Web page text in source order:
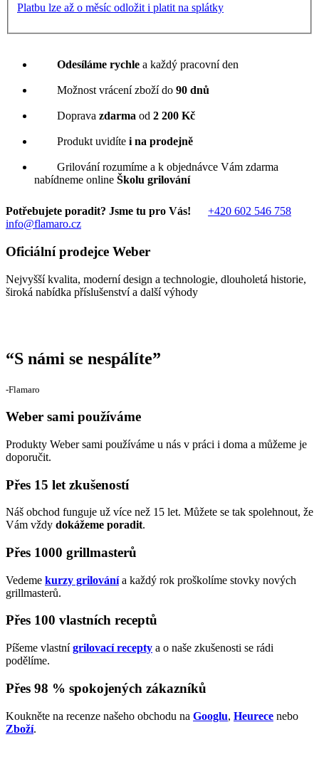
Platbu lze až o měsíc odložit i platit na splátky
Odesíláme rychle a každý pracovní den
Možnost vrácení zboží do 90 dnů
Doprava zdarma od 2 200 Kč
Produkt uvidíte i na prodejně
Grilování rozumíme a k objednávce Vám zdarma
nabídneme online Školu grilování
Potřebujete poradit? Jsme tu pro Vás!
+420 602 546 758
info@flamaro.cz
Oficiální prodejce Weber
Nejvyšší kvalita, moderní design a technologie, dlouholetá historie,
široká nabídka příslušenství a další výhody
“S námi se nespálíte”
‐Flamaro
Weber sami používáme
Produkty Weber sami používáme u nás v práci i doma a můžeme je
doporučit.
Přes 15 let zkušeností
Náš obchod funguje už více než 15 let. Můžete se tak spolehnout, že
Vám vždy dokážeme poradit.
Přes 1000 grillmasterů
Vedeme kurzy grilovánía každý rok proškolíme stovky nových
grillmasterů.
Přes 100 vlastních receptů
Píšeme vlastnígrilovací recepty a o naše zkušenosti se rádi
podělíme.
Přes 98 % spokojených zákazníků
Koukněte na recenze našeho obchodu na Googlu, Heurece nebo
Zboží.